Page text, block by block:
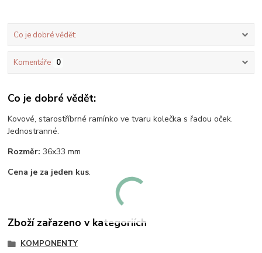
Co je dobré vědět:
Komentáře 0
Co je dobré vědět:
Kovové, starostříbrné ramínko ve tvaru kolečka s řadou oček.
Jednostranné.
Rozměr: 36x33 mm
Cena je za jeden kus.
Zboží zařazeno v kategoriích
KOMPONENTY